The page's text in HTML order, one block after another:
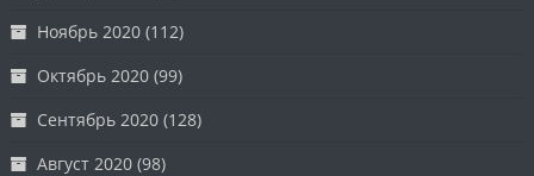
Ноябрь 2020 (112)
Октябрь 2020 (99)
Сентябрь 2020 (128)
Август 2020 (98)